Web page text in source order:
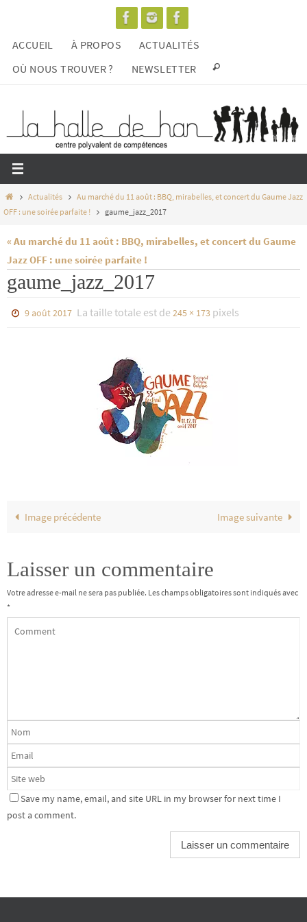
contenu
ACCUEIL À PROPOS
ACTUALITÉS
OÙ NOUS TROUVER ?
NEWSLETTER
HomeActualités
Au marché du 11 août : BBQ, mirabelles, et concert du Gaume Jazz
OFF : une soirée parfaite !
gaume_jazz_2017
« Au marché du 11 août : BBQ, mirabelles, et concert du Gaume
Jazz OFF : une soirée parfaite !
gaume_jazz_2017
9 août 2017 La taille totale est de245 × 173 pixels
Image précédente Image suivante
Laisser un commentaire
Votre adresse e-mail ne sera pas publiée. Les champs obligatoires sont indiqués avec
*
Save my name, email, and site URL in my browser for next time I
post a comment.